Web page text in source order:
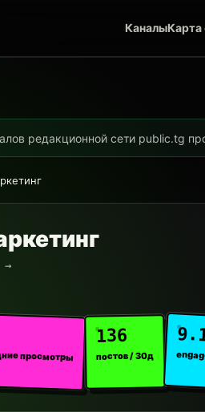
КаналыКарта
редакционной сети public.tg
→
просмотры
136
постов / 30д